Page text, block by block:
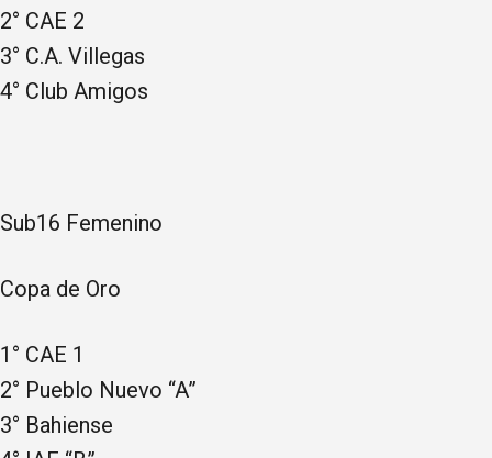
2° CAE 2
3° C.A. Villegas
4° Club Amigos
Sub16 Femenino
Copa de Oro
1° CAE 1
2° Pueblo Nuevo “A”
3° Bahiense